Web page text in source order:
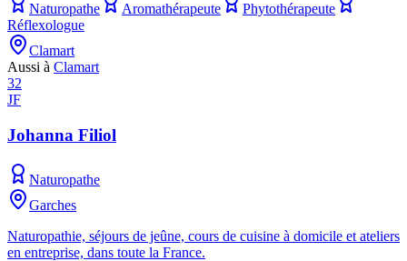
Naturopathe Aromathérapeute
Phytothérapeute
Réflexologue
Clamart
Aussi à Clamart
32
JF
Johanna Filiol
Naturopathe
Garches
Naturopathie, séjours de jeûne, cours de cuisine à domicile et ateliers
en entreprise, dans toute la France.